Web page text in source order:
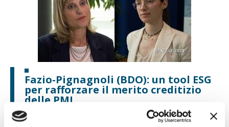
Fazio-Pignagnoli (BDO): un tool ESG
per rafforzare il merito creditizio
delle PMI
di Flavio Padovan, Maddalena Libertini -
Le banche italiane